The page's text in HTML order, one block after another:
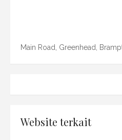
Main Road, Greenhead,
Website terkait